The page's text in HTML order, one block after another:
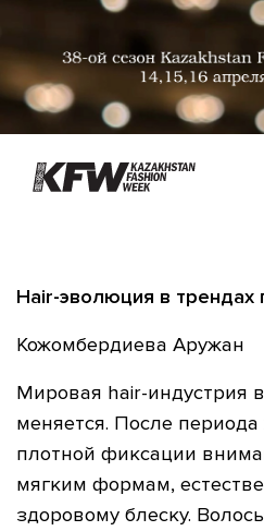
Hair-эволюция в трендах
Кожомбердиева Аружан
Мировая hair-индустрия
меняется. После
плотной фиксации
мягким формам,
здоровому блеску.